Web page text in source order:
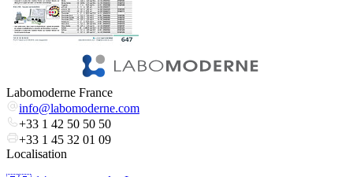
Labomoderne France
info@labomoderne.com
+33 1 42 50 50 50
+33 1 45 32 01 09
Localisation